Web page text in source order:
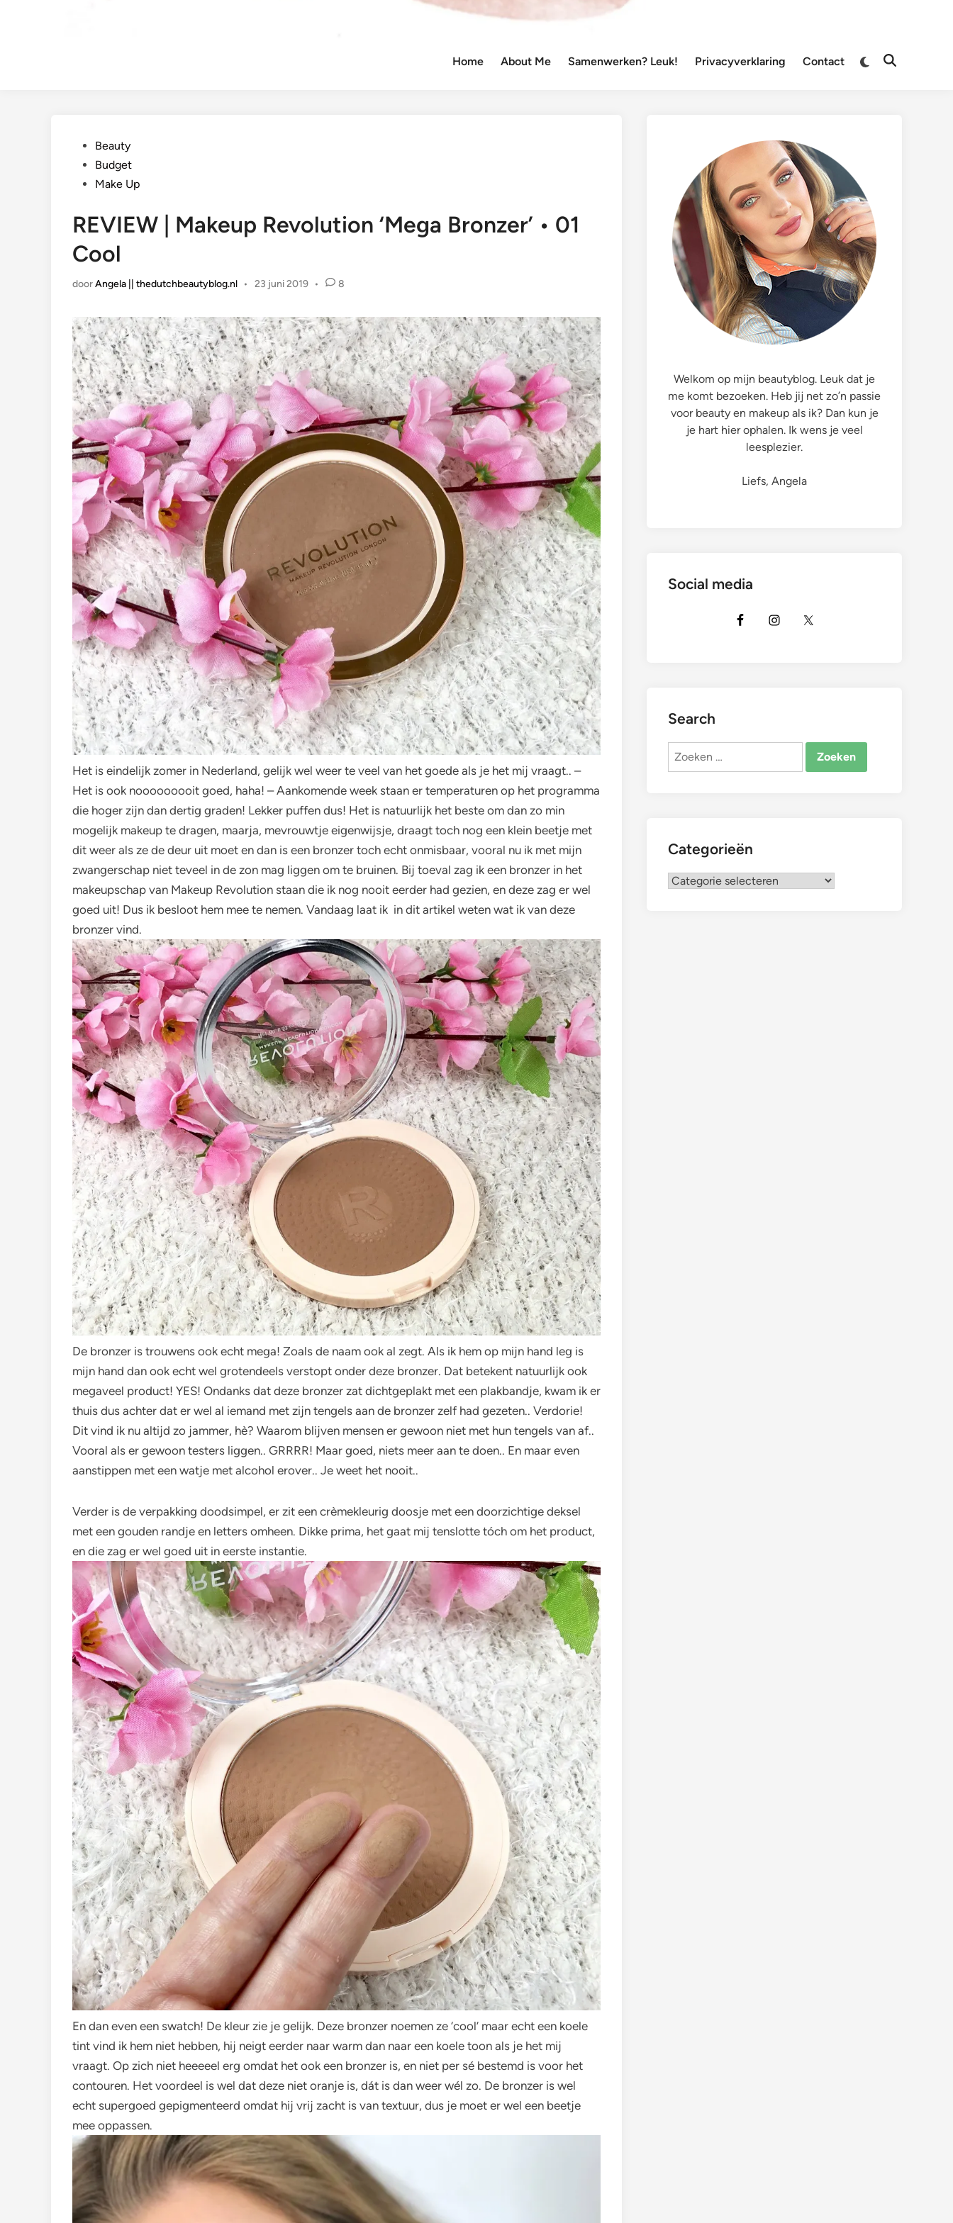
Home About Me Samenwerken? Leuk! Privacyverklaring Contact
Overschakelen
naarZoeken
Geplaatst
Beauty
Budget
Make Up
REVIEW | Makeup Revolution ‘Mega Bronzer’ • 01
Cool
doorAngela || thedutchbeautyblog.nl • 23 juni 2019 • 8
Het is eindelijk zomer in Nederland, gelijk wel weer te veel van het goede als je het mij vraagt.. –
Het is ook nooooooooit goed, haha! – Aankomende week staan er temperaturen op het programma
die hoger zijn dan dertig graden! Lekker puffen dus! Het is natuurlijk het beste om dan zo min
mogelijk makeup te dragen, maarja, mevrouwtje eigenwijsje, draagt toch nog een klein beetje met
dit weer als ze de deur uit moet en dan is een bronzer toch echt onmisbaar, vooral nu ik met mijn
zwangerschap niet teveel in de zon mag liggen om te bruinen. Bij toeval zag ik een bronzer in het
makeupschap van Makeup Revolution staan die ik nog nooit eerder had gezien, en deze zag er wel
goed uit! Dus ik besloot hem mee te nemen. Vandaag laat ik in dit artikel weten wat ik van deze
bronzer vind.
De bronzer is trouwens ook echt mega! Zoals de naam ook al zegt. Als ik hem op mijn hand leg is
mijn hand dan ook echt wel grotendeels verstopt onder deze bronzer. Dat betekent natuurlijk ook
megaveel product! YES! Ondanks dat deze bronzer zat dichtgeplakt met een plakbandje, kwam ik er
thuis dus achter dat er wel al iemand met zijn tengels aan de bronzer zelf had gezeten.. Verdorie!
Dit vind ik nu altijd zo jammer, hè? Waarom blijven mensen er gewoon niet met hun tengels van af..
Vooral als er gewoon testers liggen.. GRRRR! Maar goed, niets meer aan te doen.. En maar even
aanstippen met een watje met alcohol erover.. Je weet het nooit..
Verder is de verpakking doodsimpel, er zit een crèmekleurig doosje met een doorzichtige deksel
met een gouden randje en letters omheen. Dikke prima, het gaat mij tenslotte tóch om het product,
en die zag er wel goed uit in eerste instantie.
En dan even een swatch! De kleur zie je gelijk. Deze bronzer noemen ze ‘cool’ maar echt een koele
tint vind ik hem niet hebben, hij neigt eerder naar warm dan naar een koele toon als je het mij
vraagt. Op zich niet heeeeel erg omdat het ook een bronzer is, en niet per sé bestemd is voor het
contouren. Het voordeel is wel dat deze niet oranje is, dát is dan weer wél zo. De bronzer is wel
echt supergoed gepigmenteerd omdat hij vrij zacht is van textuur, dus je moet er wel een beetje
mee oppassen.
Welkom op mijn beautyblog. Leuk dat je
me komt bezoeken. Heb jij net zo’n passie
voor beauty en makeup als ik? Dan kun je
je hart hier ophalen. Ik wens je veel
leesplezier.
Liefs, Angela
Social media
Search
Zoeken
Categorieën
Categorieën